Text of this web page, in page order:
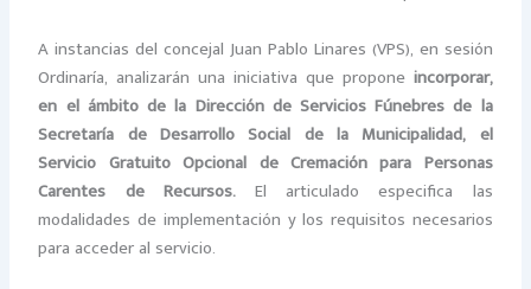
A instancias del concejal Juan Pablo Linares (VPS), en sesión
Ordinaría, analizarán una iniciativa que propone incorporar,
en el ámbito de la Dirección de Servicios Fúnebres de la
Secretaría de Desarrollo Social de la Municipalidad, el
Servicio Gratuito Opcional de Cremación para Personas
Carentes de Recursos.El articulado especifica las
modalidades de implementación y los requisitos necesarios
para acceder al servicio.